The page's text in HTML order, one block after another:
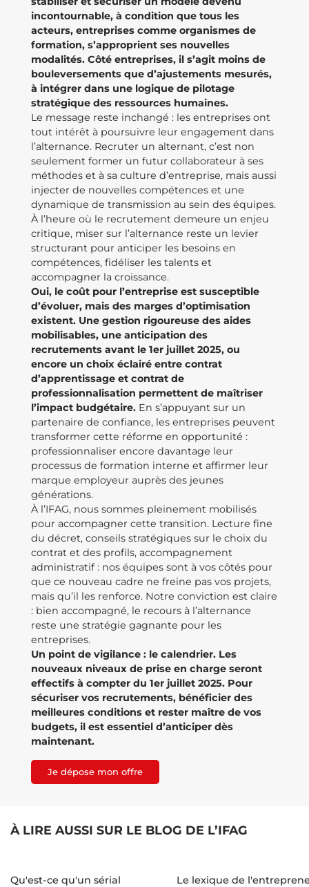
incontournable, à condition que tous les
acteurs, entreprises comme organismes de
formation, s’approprient ses nouvelles
modalités. Côté entreprises, il s’agit moins de
bouleversements que d’ajustements mesurés,
à intégrer dans une logique de pilotage
stratégique des ressources humaines.
Le message reste inchangé : les entreprises ont
tout intérêt à poursuivre leur engagement dans
l’alternance. Recruter un alternant, c’est non
seulement former un futur collaborateur à ses
méthodes et à sa culture d’entreprise, mais aussi
injecter de nouvelles compétences et une
dynamique de transmission au sein des équipes.
À l’heure où le recrutement demeure un enjeu
critique, miser sur l’alternance reste un levier
structurant pour anticiper les besoins en
compétences, fidéliser les talents et
accompagner la croissance.
Oui, le coût pour l’entreprise est susceptible
d’évoluer, mais des marges d’optimisation
existent. Une gestion rigoureuse des aides
mobilisables, une anticipation des
recrutements avant le 1er juillet 2025, ou
encore un choix éclairé entre contrat
d’apprentissage et contrat de
professionnalisation permettent de maîtriser
l’impact budgétaire. En s’appuyant sur un
partenaire de confiance, les entreprises peuvent
transformer cette réforme en opportunité :
professionnaliser encore davantage leur
processus de formation interne et affirmer leur
marque employeur auprès des jeunes
générations.
À l’IFAG, nous sommes pleinement mobilisés
pour accompagner cette transition. Lecture fine
du décret, conseils stratégiques sur le choix du
contrat et des profils, accompagnement
administratif : nos équipes sont à vos côtés pour
que ce nouveau cadre ne freine pas vos projets,
mais qu’il les renforce. Notre conviction est claire
: bien accompagné, le recours à l’alternance
reste une stratégie gagnante pour les
entreprises.
Un point de vigilance : le calendrier. Les
nouveaux niveaux de prise en charge seront
effectifs à compter du 1er juillet 2025. Pour
sécuriser vos recrutements, bénéficier des
meilleures conditions et rester maître de vos
budgets, il est essentiel d’anticiper dès
maintenant.
Je dépose mon offre
À LIRE AUSSI SUR LE BLOG DE L’IFAG
Qu'est-ce qu'un sérial
Le lexique de